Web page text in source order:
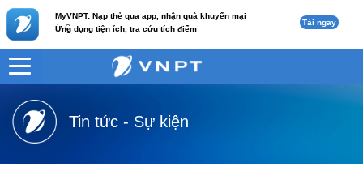
MyVNPT: Nạp thẻ qua app, nhận quà khuyến mại
Ứng dụng tiện ích, tra cứu tích điểm
c Tải ngay
VNPT
Tin tức - Sự kiện